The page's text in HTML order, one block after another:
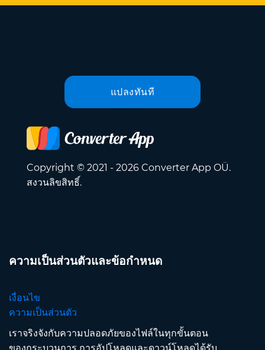
แปลงทันที
Copyright © 2021 - 2026 Converter App OÜ.
สงวนลิขสิทธิ์.
ความเป็นส่วนตัวและข้อกำหนด
เงื่อนไข
ความเป็นส่วนตัว
เราจริงจังกับความปลอดภัยของไฟล์ในทุกขั้นตอน